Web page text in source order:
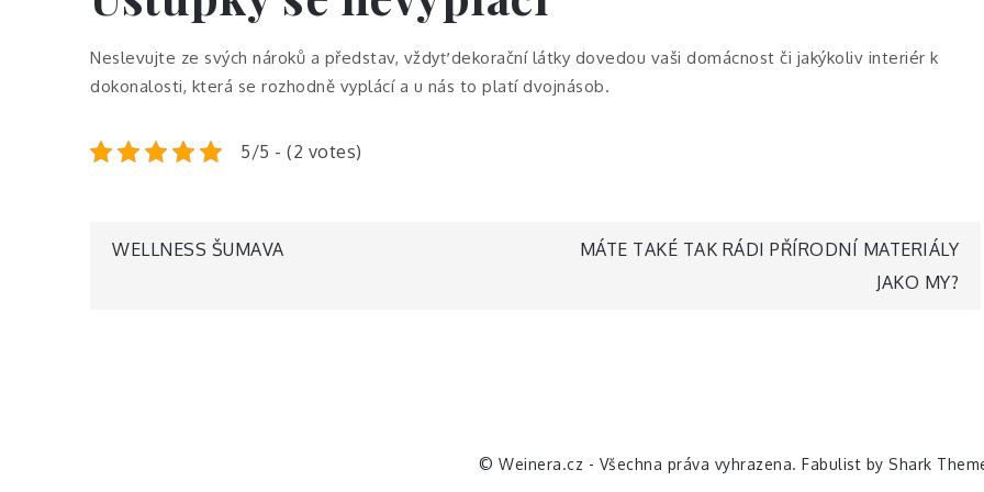
Neslevujte ze svých nároků a představ, vždyťdekorační látky dovedou vaši domácnost či jakýkoliv interiér k
dokonalosti, která se rozhodně vyplácí a u nás to platí dvojnásob.
5/5 - (2 votes)
Navigace
WELLNESS ŠUMAVA
MÁTE TAKÉ TAK RÁDI PŘÍRODNÍ MATERIÁLY
JAKO MY?
© Weinera.cz - Všechna práva vyhrazena. Fabulist by Shark